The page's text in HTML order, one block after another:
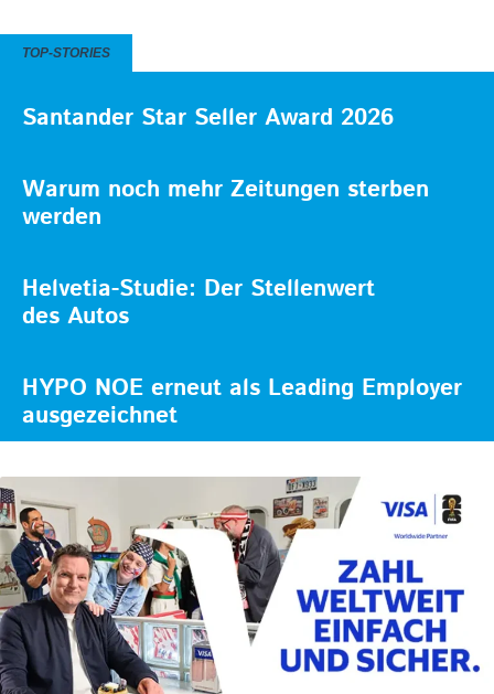
TOP-STORIES
Santander Star Seller Award 2026
Warum noch mehr Zeitungen sterben
werden
Helvetia-Studie: Der Stellenwert
des Autos
HYPO NOE erneut als Leading Employer
ausgezeichnet